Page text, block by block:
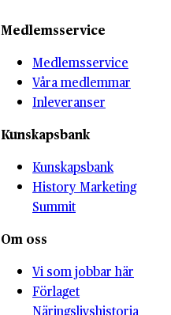
Medlemsservice
Medlemsservice
Våra medlemmar
Inleveranser
Kunskapsbank
Kunskapsbank
History Marketing
Summit
Om oss
Vi som jobbar här
Förlaget
Näringslivshistoria